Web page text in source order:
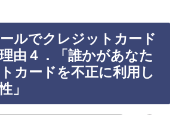
ルでクレジットカード
由４．「誰かがあなた
カードを不正に利用し
」